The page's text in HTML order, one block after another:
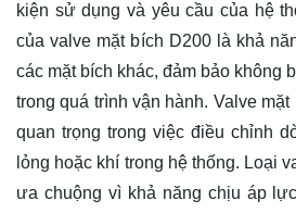
kiện sử dụng và yêu cầu của hệ
của valve mặt bích D200 là khả
các mặt bích khác, đảm bảo không
trong quá trình vận hành. Valve
quan trọng trong việc điều chỉnh
lỏng hoặc khí trong hệ thống. Loại
ưa chuộng vì khả năng chịu áp